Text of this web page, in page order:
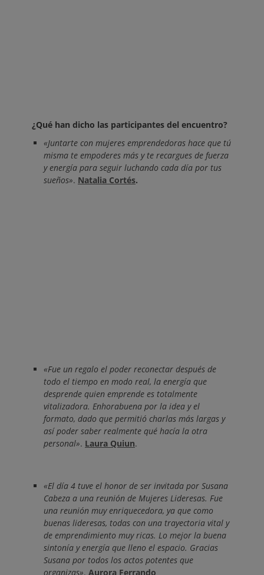
¿Qué han dicho las participantes del encuentro?
«Juntarte con mujeres emprendedoras hace que tú
misma te empoderes más y te recargues de fuerza
y energía para seguir luchando cada día por tus
sueños». Natalia Cortés.
«Fue un regalo el poder reconectar después de
todo el tiempo en modo real, la energía que
desprende quien emprende es totalmente
vitalizadora. Enhorabuena por la idea y el
formato, dado que permitió charlas más largas y
así poder saber realmente qué hacía la otra
personal». Laura Quiun.
«El día 4 tuve el honor de ser invitada por Susana
Cabeza a una reunión de Mujeres Lideresas. Fue
una reunión muy enriquecedora, ya que como
buenas lideresas, todas con una trayectoria vital y
de emprendimiento muy ricas. Lo mejor la buena
sintonía y energía que lleno el espacio. Gracias
Susana por todos los actos potentes que
organizas». Aurora Ferrando